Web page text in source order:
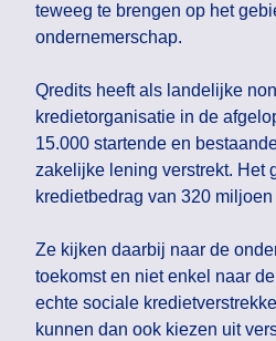
teweeg te brengen op het
ondernemerschap.
Qredits heeft als landelijke
kredietorganisatie in de
15.000 startende en
zakelijke lening verstrekt. Het
kredietbedrag van 320 miljoen
Ze kijken daarbij naar de
toekomst en niet enkel naar
echte sociale
kunnen dan ook kiezen uit